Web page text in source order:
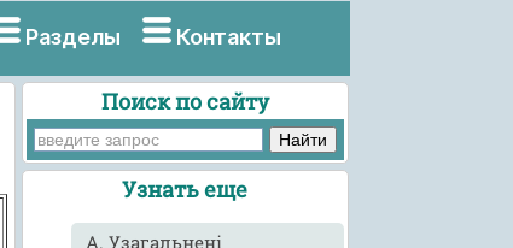
Разделы Контакты
Поиск по сайту
Узнать еще
A. Узагальнені